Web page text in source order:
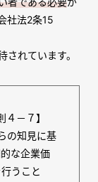
社法2条15
れています。
４－７】
の知見に基
な企業価
うこと